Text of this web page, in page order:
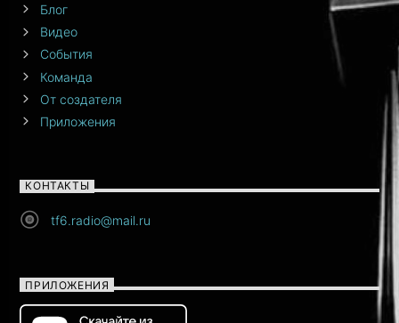
Блог
Видео
События
Команда
От создателя
Приложения
КОНТАКТЫ
tf6.radio@mail.ru
ПРИЛОЖЕНИЯ